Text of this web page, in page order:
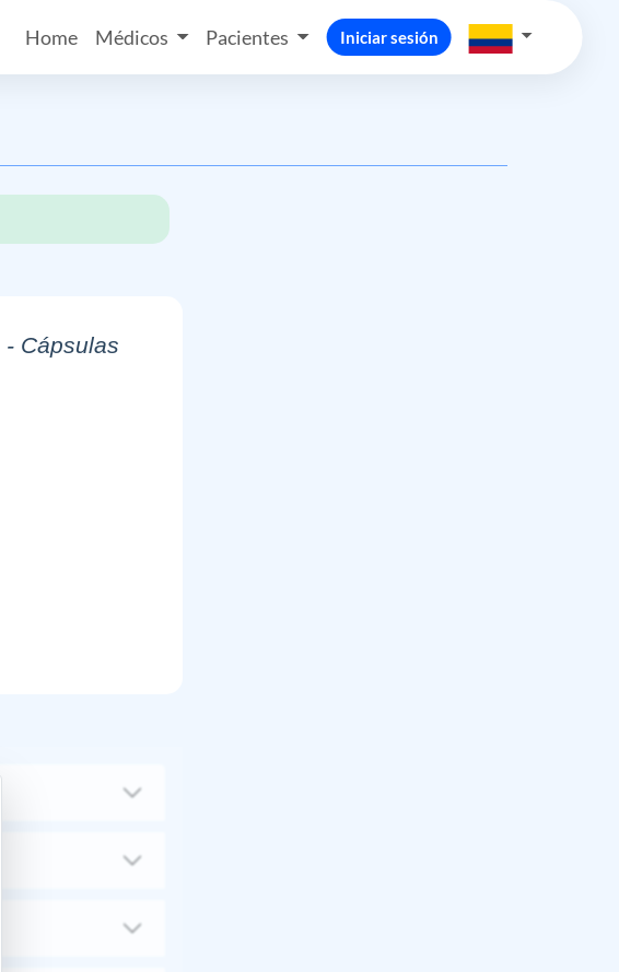
Home Médicos Pacientes Iniciar sesión
- Cápsulas